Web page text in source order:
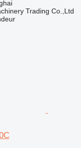
Trading Co.,Ltd